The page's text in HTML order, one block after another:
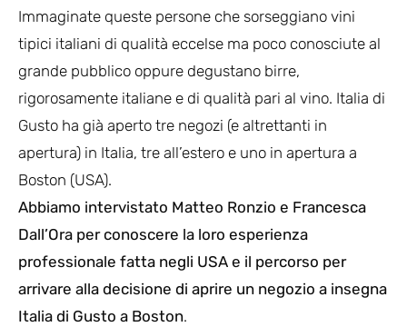
Immaginate queste persone che sorseggiano vini
tipici italiani di qualità eccelse ma poco conosciute al
grande pubblico oppure degustano birre,
rigorosamente italiane e di qualità pari al vino. Italia di
Gusto ha già aperto tre negozi (e altrettanti in
apertura) in Italia, tre all’estero e uno in apertura a
Boston (USA).
Abbiamo intervistato Matteo Ronzio e Francesca
Dall’Ora per conoscere la loro esperienza
professionale fatta negli USA e il percorso per
arrivare alla decisione di aprire un negozio a insegna
Italia di Gusto a Boston.